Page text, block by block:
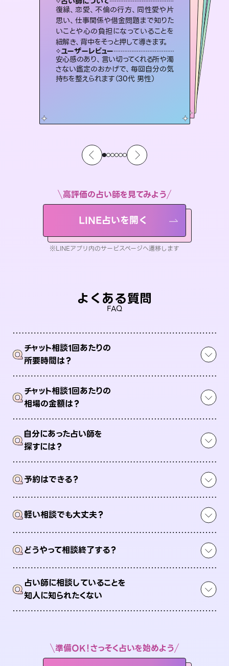
復縁、恋愛、不倫の行方、同性愛や片
思い、仕事関係や借金問題まで知りた
いことや心の負担になっていることを
紐解き、背中をそっと押して導きます。
ユーザーレビュー
安心感のあり、言い切ってくれる所や濁
さない鑑定のおかげで、毎回自分の気
持ちを整えられます（30代 男性）
霊視×オラクルカードを使って「今」と
「未来」そして「気になるあの人の気持
ち」まで丁寧に読み解き、恋や人生のヒ
ントを優しく引き出します。
ユーザーレビュー
不安な気持ちが嘘みたいに晴れまし
た…！よく視えていらっしゃるんだなと
感じました（40代 女性）
恋愛のお悩みの中でも特に「曖昧な関
係」の相談を得意としており、友達以上
恋人未満なお相手との今後や本音を丁
寧に読み解き恋愛成就へと導きます。
ユーザーレビュー
鑑定していただいてアドバイス通りに行
動すると仲が復活してきました。ありが
とうございました（40代 女性）
連絡再開、復縁、成就などの報告実績多数。セラピストとして2万超の施術経験があるからこそできる鑑定で、より良い未来をサポートします。
ユーザーレビュー
とても心温まる鑑定でした。しかもこち
らは何も言っていないのに視えていらっ
しゃるんだなと驚きです（30代女性）
未来には何パターンもの選択肢があり
ます。不安で視えにくくなっているあな
たの素敵な未来を見つけ、その未来を
選択できるようアドバイスします。
ユーザーレビュー
職場の人の性質や人間関係、本心など
本当によく視えていてびっくり。対策が
打てて前向きになれます（40代）
片想い、あの人の気持ち、復縁 など
占い師について
3,700年以上の歴史を持つ東洋最古の
占術「易占」で詳細まで占い、幸せへ向
かう道筋を示します。厳しい結果にも具
体的な対策をお伝えします。
ユーザーレビュー
複雑な背景もしっかり聞いて鑑定して
いただけました。気持ちが楽になりまし
た（50代 女性）
高評価の占い師を見てみよう
LINE占いを開く
※LINEアプリ内のサービスページへ遷移します
よくある質問
FAQ
Qチャット相談1回あたりの
所要時間は？
Qチャット相談1回あたりの
相場の金額は？
Q自分にあった占い師を
探すには？
Q予約はできる？
Q軽い相談でも大丈夫？
Qどうやって相談終了する？
Q占い師に相談していることを
知人に知られたくない
準備OK！さっそく占いを始めよう